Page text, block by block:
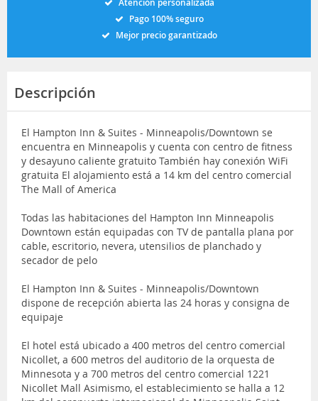
Pago 100% seguro
Mejor precio garantizado
Descripción
El Hampton Inn & Suites - Minneapolis/Downtown se
encuentra en Minneapolis y cuenta con centro de fitness
y desayuno caliente gratuito También hay conexión WiFi
gratuita El alojamiento está a 14 km del centro comercial
The Mall of America
Todas las habitaciones del Hampton Inn Minneapolis
Downtown están equipadas con TV de pantalla plana por
cable, escritorio, nevera, utensilios de planchado y
secador de pelo
El Hampton Inn & Suites - Minneapolis/Downtown
dispone de recepción abierta las 24 horas y consigna de
equipaje
El hotel está ubicado a 400 metros del centro comercial
Nicollet, a 600 metros del auditorio de la orquesta de
Minnesota y a 700 metros del centro comercial 1221
Nicollet Mall Asimismo, el establecimiento se halla a 12